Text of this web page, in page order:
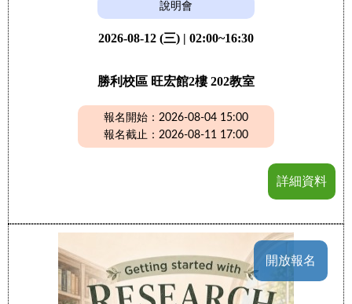
說明會
2026-08-12 (三) | 02:00~16:30
勝利校區 旺宏館2樓 202教室
報名開始：2026-08-04 15:00
報名截止：2026-08-11 17:00
詳細資料
開放報名